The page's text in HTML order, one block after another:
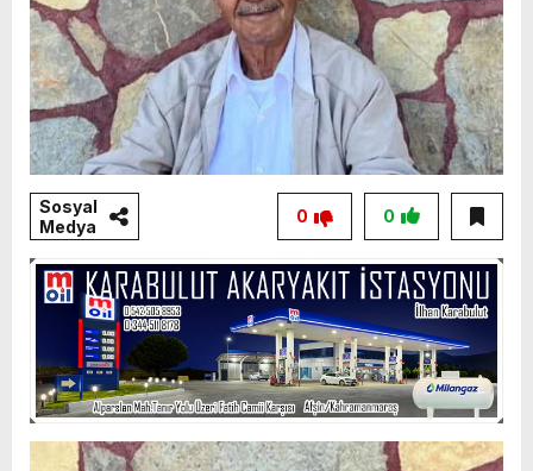
Sosyal
Medya
0
0